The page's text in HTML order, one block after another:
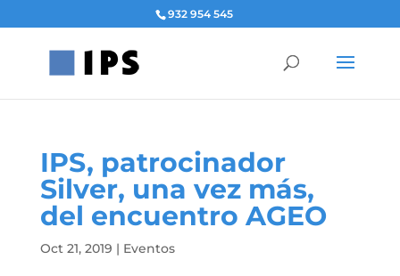
932 954 545
IPS, patrocinador
Silver, una vez más,
del encuentro AGEO
Oct 21, 2019 | Eventos